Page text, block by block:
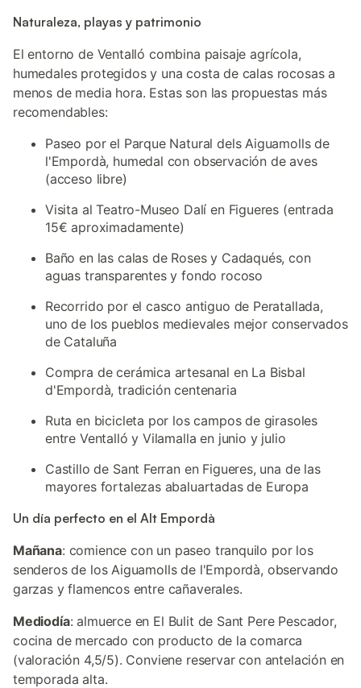
Naturaleza, playas y patrimonio
El entorno de Ventalló combina paisaje agrícola,
humedales protegidos y una costa de calas rocosas a
menos de media hora. Estas son las propuestas más
recomendables:
Paseo por el Parque Natural dels Aiguamolls de
l'Empordà, humedal con observación de aves
(acceso libre)
Visita al Teatro-Museo Dalí en Figueres (entrada
15€ aproximadamente)
Baño en las calas de Roses y Cadaqués, con
aguas transparentes y fondo rocoso
Recorrido por el casco antiguo de Peratallada,
uno de los pueblos medievales mejor conservados
de Cataluña
Compra de cerámica artesanal en La Bisbal
d'Empordà, tradición centenaria
Ruta en bicicleta por los campos de girasoles
entre Ventalló y Vilamalla en junio y julio
Castillo de Sant Ferran en Figueres, una de las
mayores fortalezas abaluartadas de Europa
Un día perfecto en el Alt Empordà
Mañana: comience con un paseo tranquilo por los
senderos de los Aiguamolls de l'Empordà, observando
garzas y flamencos entre cañaverales.
Mediodía: almuerce en El Bulit de Sant Pere Pescador,
cocina de mercado con producto de la comarca
(valoración 4,5/5). Conviene reservar con antelación en
temporada alta.